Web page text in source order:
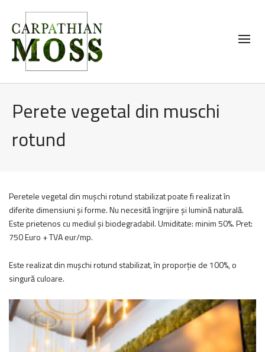
Perete vegetal din muschi
rotund
Peretele vegetal din mușchi rotund stabilizat poate fi realizat în
diferite dimensiuni și forme. Nu necesită îngrijire și lumină naturală.
Este prietenos cu mediul și biodegradabil. Umiditate: minim 50%. Pret:
750 Euro + TVA eur/mp.
Este realizat din mușchi rotund stabilizat, în proporție de 100%, o
singură culoare.